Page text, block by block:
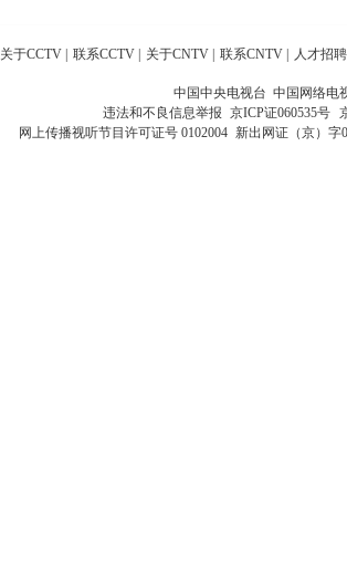
关于CCTV | 联系CCTV | 关于CNTV | 联系CNTV | 人才招聘
中国中央电视台 中国网络电
违法和不良信息举报 京ICP证060535号
网上传播视听节目许可证号 0102004 新出网证（京）